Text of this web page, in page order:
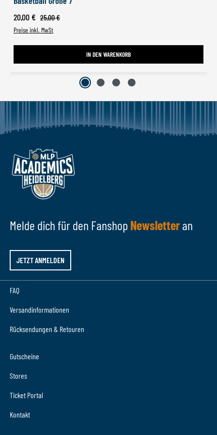
Verkaufspreis:
20,00 € Regulärer Preis:
25,00 €
Preise inkl. MwSt
IN DEN WARENKORB
Melde dich für den Fanshop Newsletteran
JETZT ANMELDEN
FAQ
Versandinformationen
Rücksendungen & Retouren
Gutscheine
Stores
Ticket Portal
Kontakt